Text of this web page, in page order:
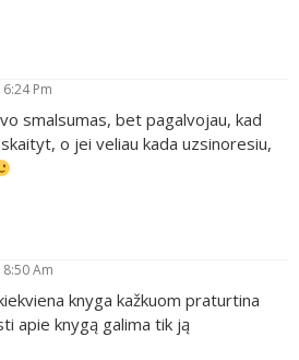
Pm
smalsumas, bet pagalvojau, kad
o jei veliau kada uzsinoresiu,
Am
knyga kažkuom praturtina
apie knygą galima tik ją